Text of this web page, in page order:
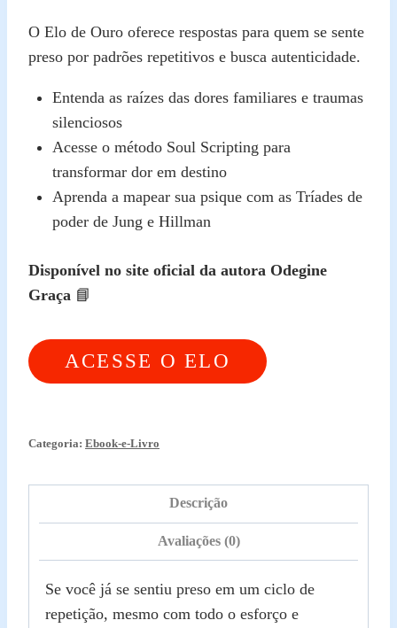
O Elo de Ouro oferece respostas para quem se sente
preso por padrões repetitivos e busca autenticidade.
Entenda as raízes das dores familiares e traumas
silenciosos
Acesse o método Soul Scripting para
transformar dor em destino
Aprenda a mapear sua psique com as Tríades de
poder de Jung e Hillman
Disponível no site oficial da autora Odegine
Graça 📘
ACESSE O ELO
Categoria: Ebook-e-Livro
Descrição
Avaliações (0)
Se você já se sentiu preso em um ciclo de
repetição, mesmo com todo o esforço e